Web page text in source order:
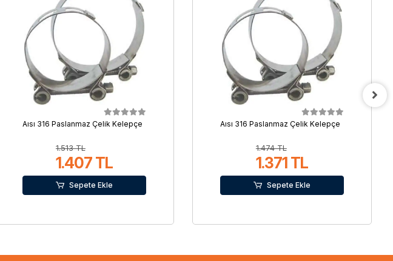
Aısı 316 Paslanmaz Çelik Kelepçe
1.513 TL
1.407 TL
Sepete Ekle
Aısı 316 Paslanmaz Çelik Kelepçe
1.474 TL
1.371 TL
Sepete Ekle